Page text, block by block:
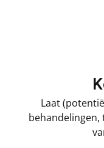
Laat
behandelingen,